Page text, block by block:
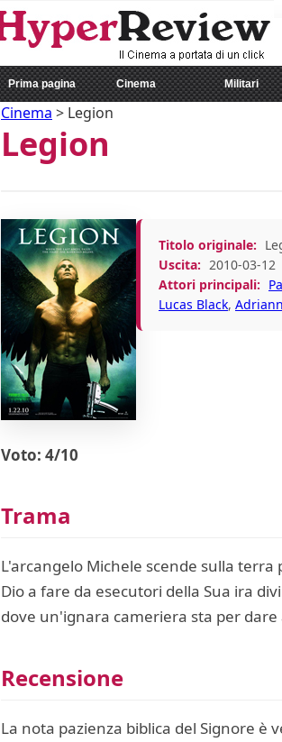
Prima pagina Cinema Militari
Cinema > Legion
Legion
Titolo originale:
Uscita: 2010-03-12
Attori principali:
Lucas Black,
Voto: 4/10
Trama
L'arcangelo Michele scende sulla
Dio a fare da esecutori della Sua ira
dove un'ignara cameriera sta per
Recensione
La nota pazienza biblica del Signore